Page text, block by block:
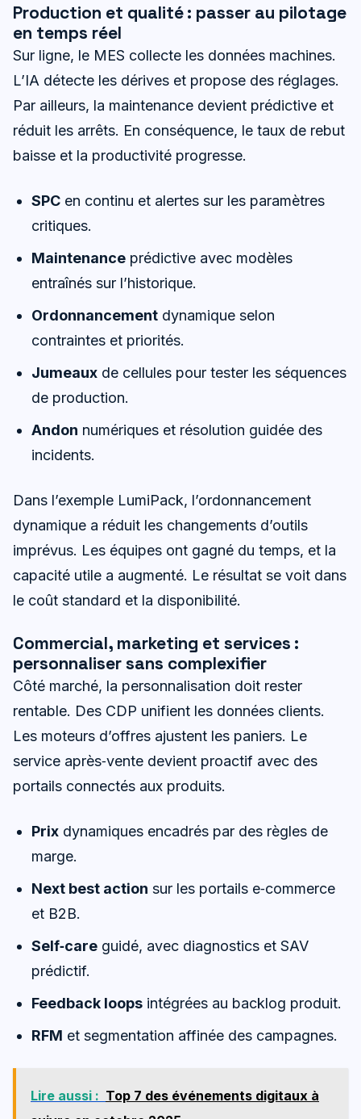
Production et qualité : passer au pilotage
en temps réel
Sur ligne, le MES collecte les données machines.
L’IA détecte les dérives et propose des réglages.
Par ailleurs, la maintenance devient prédictive et
réduit les arrêts. En conséquence, le taux de rebut
baisse et la productivité progresse.
SPC en continu et alertes sur les paramètres
critiques.
Maintenance prédictive avec modèles
entraînés sur l’historique.
Ordonnancement dynamique selon
contraintes et priorités.
Jumeaux de cellules pour tester les séquences
de production.
Andon numériques et résolution guidée des
incidents.
Dans l’exemple LumiPack, l’ordonnancement
dynamique a réduit les changements d’outils
imprévus. Les équipes ont gagné du temps, et la
capacité utile a augmenté. Le résultat se voit dans
le coût standard et la disponibilité.
Commercial, marketing et services :
personnaliser sans complexifier
Côté marché, la personnalisation doit rester
rentable. Des CDP unifient les données clients.
Les moteurs d’offres ajustent les paniers. Le
service après‑vente devient proactif avec des
portails connectés aux produits.
Prix dynamiques encadrés par des règles de
marge.
Next best action sur les portails e‑commerce
et B2B.
Self‑care guidé, avec diagnostics et SAV
prédictif.
Feedback loops intégrées au backlog produit.
RFM et segmentation affinée des campagnes.
Lire aussi : Top 7 des événements digitaux à